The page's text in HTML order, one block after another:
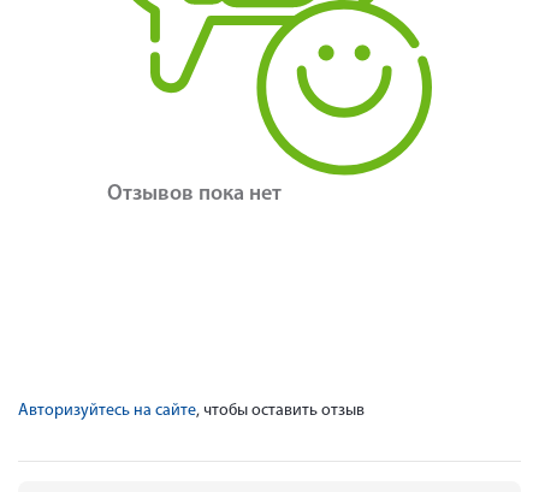
Отзывов пока нет
Авторизуйтесь на сайте, чтобы оставить отзыв